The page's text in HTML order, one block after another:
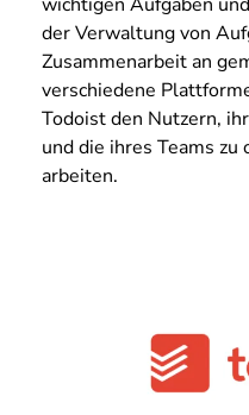
der Verwaltung von
Zusammenarbeit an
verschiedene
Todoist den Nutzern,
und die ihres Teams
arbeiten.